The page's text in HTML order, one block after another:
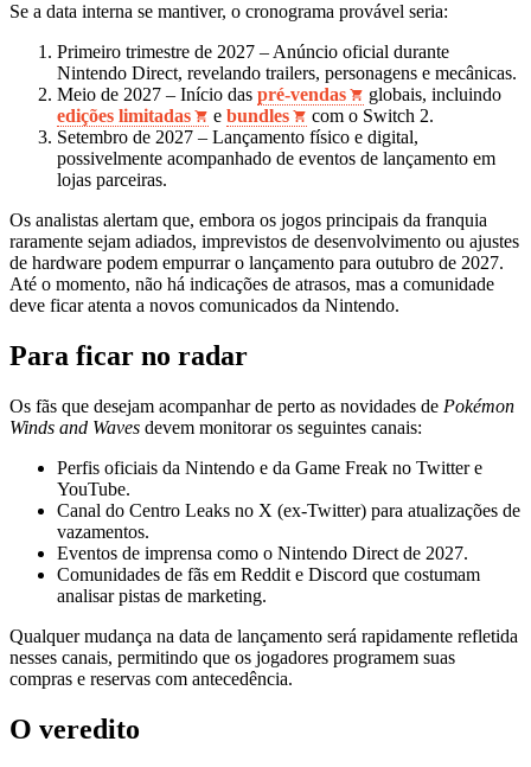
Se a data interna se mantiver, o cronograma provável seria:
Primeiro trimestre de 2027 – Anúncio oficial durante
Nintendo Direct, revelando trailers, personagens e mecânicas.
Meio de 2027 – Início das pré‑vendas
globais, incluindo
edições limitadas
e bundles
com o Switch 2.
Setembro de 2027 – Lançamento físico e digital,
possivelmente acompanhado de eventos de lançamento em
lojas parceiras.
Os analistas alertam que, embora os jogos principais da franquia
raramente sejam adiados, imprevistos de desenvolvimento ou ajustes
de hardware podem empurrar o lançamento para outubro de 2027.
Até o momento, não há indicações de atrasos, mas a comunidade
deve ficar atenta a novos comunicados da Nintendo.
Para ficar no radar
Os fãs que desejam acompanhar de perto as novidades de Pokémon
Winds and Waves devem monitorar os seguintes canais:
Perfis oficiais da Nintendo e da Game Freak no Twitter e
YouTube.
Canal do Centro Leaks no X (ex‑Twitter) para atualizações de
vazamentos.
Eventos de imprensa como o Nintendo Direct de 2027.
Comunidades de fãs em Reddit e Discord que costumam
analisar pistas de marketing.
Qualquer mudança na data de lançamento será rapidamente refletida
nesses canais, permitindo que os jogadores programem suas
compras e reservas com antecedência.
O veredito